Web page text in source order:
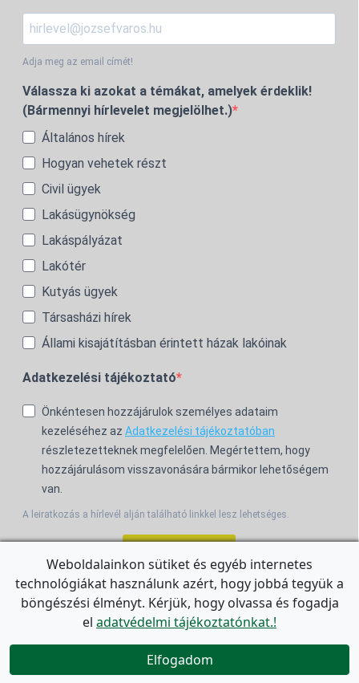
Adja meg az email címét!
Válassza ki azokat a témákat, amelyek érdeklik!
(Bármennyi hírlevelet megjelölhet.)
Általános hírek
Hogyan vehetek részt
Civil ügyek
Lakásügynökség
Lakáspályázat
Lakótér
Kutyás ügyek
Társasházi hírek
Állami kisajátításban érintett házak lakóinak
Adatkezelési tájékoztató
Önkéntesen hozzájárulok személyes adataim
kezeléséhez az Adatkezelési tájékoztatóban
részletezetteknek megfelelően. Megértettem, hogy
hozzájárulásom visszavonására bármikor lehetőségem
van.
A leiratkozás a hírlevél alján található linkkel lesz lehetséges.
For the English Newsletter, clickHERE.

Weboldalainkon sütiket és egyéb internetes
technológiákat használunk azért, hogy jobbá tegyük a
böngészési élményt. Kérjük, hogy olvassa és fogadja
el adatvédelmi tájékoztatónkat.!
Elfogadom